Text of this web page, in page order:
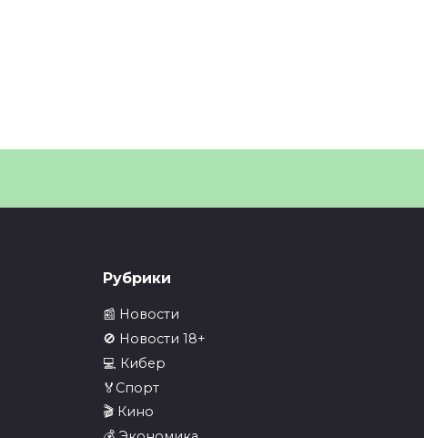
Рубрики
📰 Новости
🚫 Новости 18+
💻 Кибер
🏅Спорт
🎬 Кино